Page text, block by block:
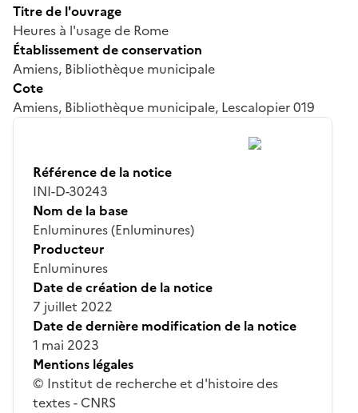
Titre de l'ouvrage
Heures à l'usage de Rome
Établissement de conservation
Amiens, Bibliothèque municipale
Cote
Amiens, Bibliothèque municipale, Lescalopier 019
Référence de la notice
INI-D-30243
Nom de la base
Enluminures (Enluminures)
Producteur
Enluminures
Date de création de la notice
7 juillet 2022
Date de dernière modification de la notice
1 mai 2023
Mentions légales
© Institut de recherche et d'histoire des
textes - CNRS